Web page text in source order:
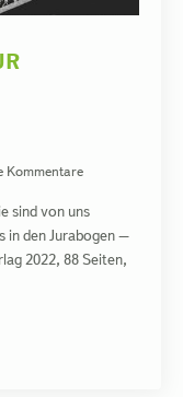
Kommentare
sind von uns
in den Jurabogen –
2022, 88 Seiten,